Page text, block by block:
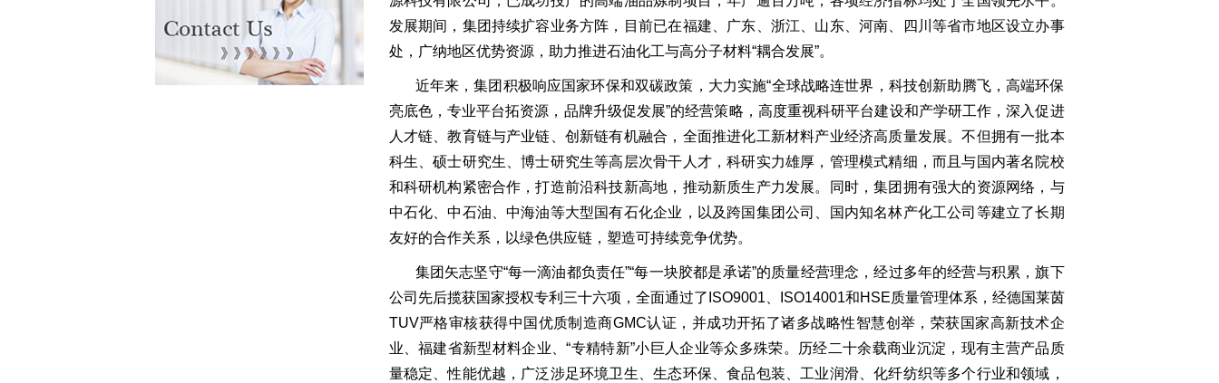
发展期间，集团持续扩容业务方阵，目前已在福建、广东、浙江、山东、河南、四川等省市地区设立办事
处，广纳地区优势资源，助力推进石油化工与高分子材料“耦合发展”。
近年来，集团积极响应国家环保和双碳政策，大力实施“全球战略连世界，科技创新助腾飞，高端环保
亮底色，专业平台拓资源，品牌升级促发展”的经营策略，高度重视科研平台建设和产学研工作，深入促进
人才链、教育链与产业链、创新链有机融合，全面推进化工新材料产业经济高质量发展。不但拥有一批本
科生、硕士研究生、博士研究生等高层次骨干人才，科研实力雄厚，管理模式精细，而且与国内著名院校
和科研机构紧密合作，打造前沿科技新高地，推动新质生产力发展。同时，集团拥有强大的资源网络，与
中石化、中石油、中海油等大型国有石化企业，以及跨国集团公司、国内知名林产化工公司等建立了长期
友好的合作关系，以绿色供应链，塑造可持续竞争优势。
集团矢志坚守“每一滴油都负责任”“每一块胶都是承诺”的质量经营理念，经过多年的经营与积累，旗下
公司先后揽获国家授权专利三十六项，全面通过了ISO9001、ISO14001和HSE质量管理体系，经德国莱茵
TUV严格审核获得中国优质制造商GMC认证，并成功开拓了诸多战略性智慧创举，荣获国家高新技术企
业、福建省新型材料企业、“专精特新”小巨人企业等众多殊荣。历经二十余载商业沉淀，现有主营产品质
量稳定、性能优越，广泛涉足环境卫生、生态环保、食品包装、工业润滑、化纤纺织等多个行业和领域，